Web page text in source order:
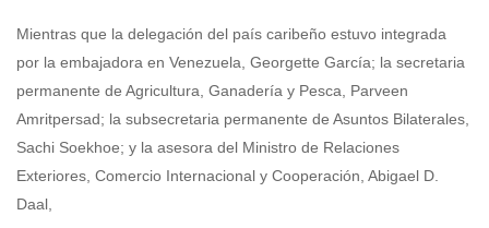
Mientras que la delegación del país caribeño estuvo integrada
por la embajadora en Venezuela, Georgette García; la secretaria
permanente de Agricultura, Ganadería y Pesca, Parveen
Amritpersad; la subsecretaria permanente de Asuntos Bilaterales,
Sachi Soekhoe; y la asesora del Ministro de Relaciones
Exteriores, Comercio Internacional y Cooperación, Abigael D.
Daal,